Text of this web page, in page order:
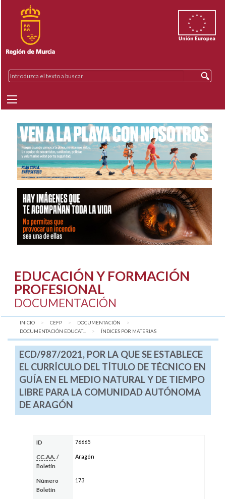
EDUCACIÓN Y FORMACIÓN
PROFESIONAL
DOCUMENTACIÓN
INICIO CEFP
DOCUMENTACIÓN
DOCUMENTACIÓN EDUCAT...
AQUÍ:
ÍNDICES POR MATERIAS
ECD/987/2021, POR LA QUE SE ESTABLECE
EL CURRÍCULO DEL TÍTULO DE TÉCNICO EN
GUÍA EN EL MEDIO NATURAL Y DE TIEMPO
LIBRE PARA LA COMUNIDAD AUTÓNOMA
DE ARAGÓN
ID 76665
CC.AA. /
Boletín
Aragón
Número
Boletín
173